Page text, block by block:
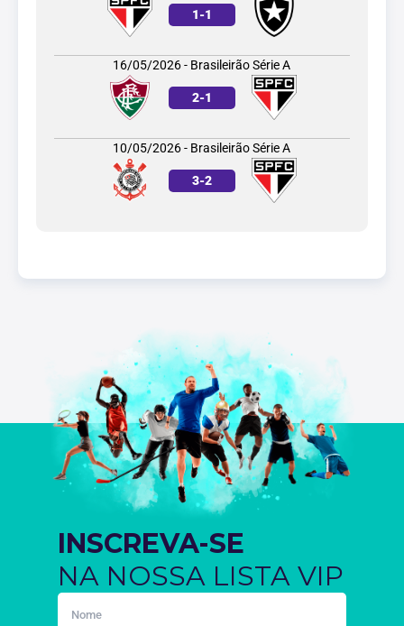
1-1
16/05/2026 - Brasileirão Série A
2-1
10/05/2026 - Brasileirão Série A
3-2
INSCREVA-SE
NA NOSSA LISTA VIP